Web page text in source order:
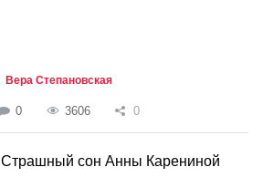
Вера Степановская
0 3606 0
Страшный сон Анны Карениной